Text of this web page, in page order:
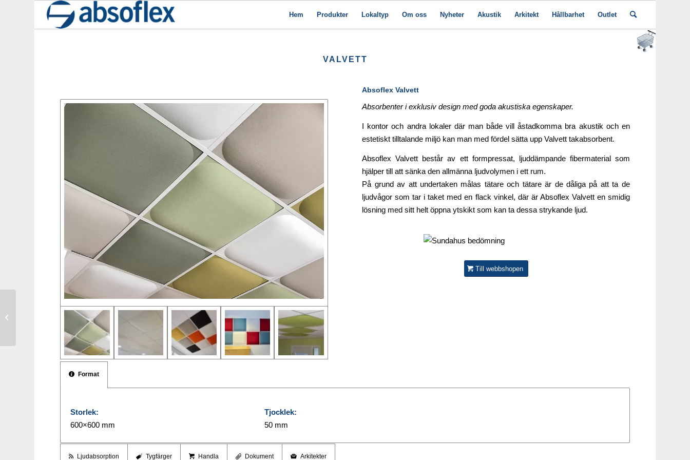
Hem Produkter Lokaltyp Om oss Nyheter Akustik Arkitekt Hållbarhet Outlet
VALVETT
Absoflex Valvett
Absorbenter i exklusiv design med goda akustiska egenskaper. ​
I kontor och andra lokaler där man både vill åstadkomma bra akustik och en
estetiskt tilltalande miljö kan man med fördel sätta upp Valvett takabsorbent.​
Absoflex Valvett består av ett formpressat, ljuddämpande fibermaterial som
hjälper till att sänka den allmänna ljudvolymen i ett rum.
På grund av att undertaken målas tätare och tätare är de dåliga på att ta de
ljudvågor som tar i taket med en flack vinkel, där är Absoflex Valvett en smidig
lösning med sitt helt öppna ytskikt som kan ta dessa strykande ljud.
Till webbshopen
Format
Storlek:
600×600 mm
Tjocklek:
50 mm
Ljudabsorption Tygfärger Handla Dokument Arkitekter